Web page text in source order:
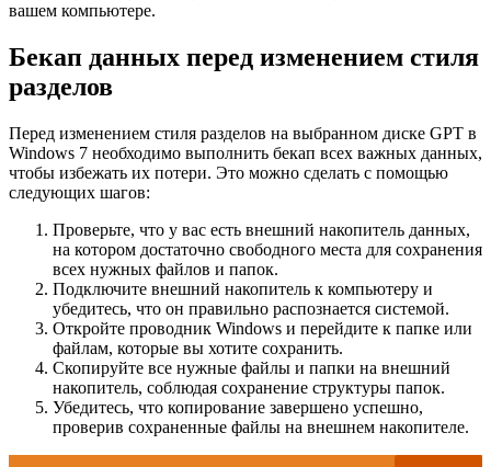
вашем компьютере.
Бекап данных перед изменением стиля
разделов
Перед изменением стиля разделов на выбранном диске GPT в
Windows 7 необходимо выполнить бекап всех важных данных,
чтобы избежать их потери. Это можно сделать с помощью
следующих шагов:
Проверьте, что у вас есть внешний накопитель данных,
на котором достаточно свободного места для сохранения
всех нужных файлов и папок.
Подключите внешний накопитель к компьютеру и
убедитесь, что он правильно распознается системой.
Откройте проводник Windows и перейдите к папке или
файлам, которые вы хотите сохранить.
Скопируйте все нужные файлы и папки на внешний
накопитель, соблюдая сохранение структуры папок.
Убедитесь, что копирование завершено успешно,
проверив сохраненные файлы на внешнем накопителе.